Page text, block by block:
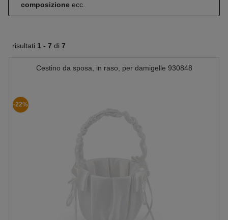
composizione ecc.
risultati 1 - 7 di 7
Cestino da sposa, in raso, per damigelle 930848
-22%